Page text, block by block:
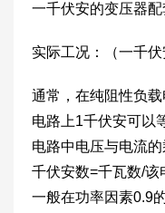
一千伏安的变压器配
实际工况：（一千伏
通常，在纯阻性负
电路上1千伏安可以
电路中电压与电流
千伏安数=千瓦数/该
一般在功率因素0.9